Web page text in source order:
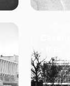
13фото